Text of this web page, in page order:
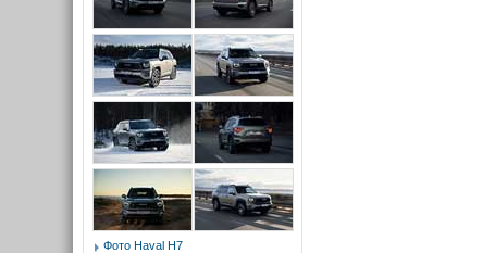
Фото Haval H7